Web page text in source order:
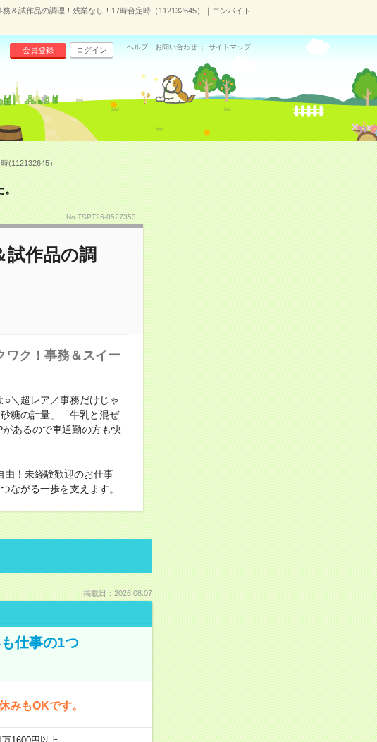
＆試作品の調理！残業なし！17時台定時（112132645）｜エンバイト
会員登録 ログイン ヘルプ・お問い合わせ サイトマップ
(112132645）
。
No.TSPT26-0527353
試作品の調
ワク！事務＆スイー
○＼超レア／事務だけじゃ
糖の計量」「牛乳と混ぜ
あるので車通勤の方も快
由！未経験歓迎のお仕事
ながる一歩を支えます。
掲載日：2026.08.07
仕事の1つ
もOKです。